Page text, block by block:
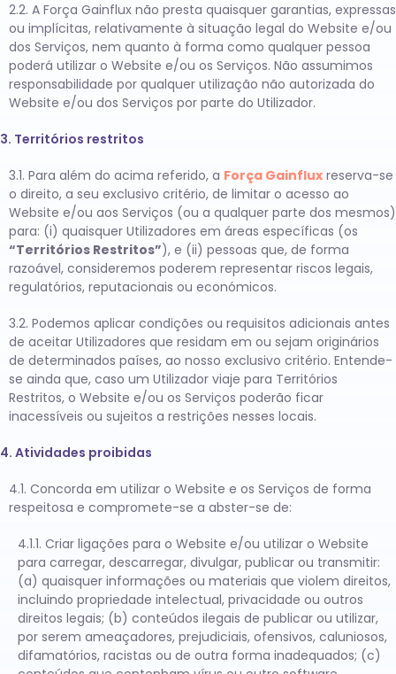
2.2. A Força Gainflux não presta quaisquer garantias, expressas
ou implícitas, relativamente à situação legal do Website e/ou
dos Serviços, nem quanto à forma como qualquer pessoa
poderá utilizar o Website e/ou os Serviços. Não assumimos
responsabilidade por qualquer utilização não autorizada do
Website e/ou dos Serviços por parte do Utilizador.
3. Territórios restritos
3.1. Para além do acima referido, a Força Gainflux reserva-se
o direito, a seu exclusivo critério, de limitar o acesso ao
Website e/ou aos Serviços (ou a qualquer parte dos mesmos)
para: (i) quaisquer Utilizadores em áreas específicas (os
“Territórios Restritos”), e (ii) pessoas que, de forma
razoável, consideremos poderem representar riscos legais,
regulatórios, reputacionais ou económicos.
3.2. Podemos aplicar condições ou requisitos adicionais antes
de aceitar Utilizadores que residam em ou sejam originários
de determinados países, ao nosso exclusivo critério. Entende-
se ainda que, caso um Utilizador viaje para Territórios
Restritos, o Website e/ou os Serviços poderão ficar
inacessíveis ou sujeitos a restrições nesses locais.
4. Atividades proibidas
4.1. Concorda em utilizar o Website e os Serviços de forma
respeitosa e compromete-se a abster-se de:
4.1.1. Criar ligações para o Website e/ou utilizar o Website
para carregar, descarregar, divulgar, publicar ou transmitir:
(a) quaisquer informações ou materiais que violem direitos,
incluindo propriedade intelectual, privacidade ou outros
direitos legais; (b) conteúdos ilegais de publicar ou utilizar,
por serem ameaçadores, prejudiciais, ofensivos, caluniosos,
difamatórios, racistas ou de outra forma inadequados; (c)